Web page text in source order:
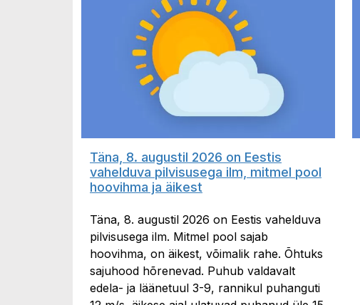
Täna, 8. augustil 2026 on Eestis
vahelduva pilvisusega ilm, mitmel pool
hoovihma ja äikest
Täna, 8. augustil 2026 on Eestis vahelduva
pilvisusega ilm. Mitmel pool sajab
hoovihma, on äikest, võimalik rahe. Õhtuks
sajuhood hõrenevad. Puhub valdavalt
edela- ja läänetuul 3-9, rannikul puhanguti